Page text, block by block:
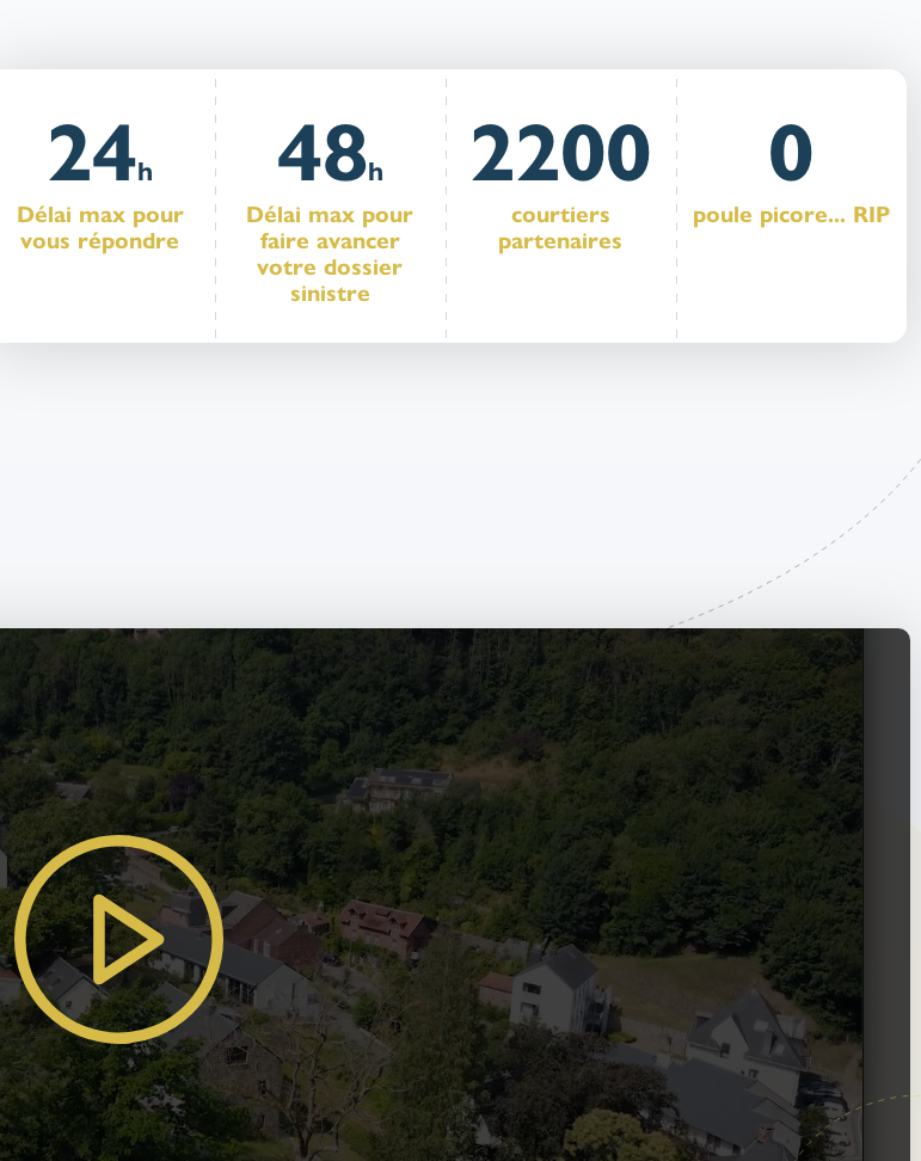
24h
Délai max pour
vous répondre
48h
Délai max pour
faire avancer
votre dossier
sinistre
2200
courtiers
partenaires
0
poule picore... RIP